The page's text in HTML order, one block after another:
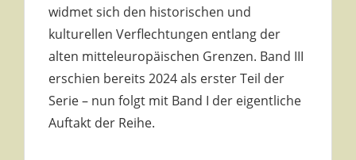
widmet sich den historischen und
kulturellen Verflechtungen entlang der
alten mitteleuropäischen Grenzen. Band III
erschien bereits 2024 als erster Teil der
Serie – nun folgt mit Band I der eigentliche
Auftakt der Reihe.